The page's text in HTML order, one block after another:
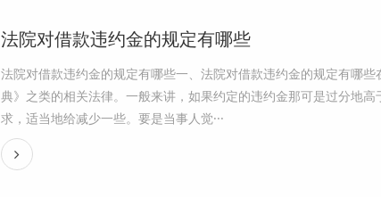
法院对借款违约金的规定有哪些
法院对借款违约金的规定有哪些一、法院对借款违约金的规定有哪
典》之类的相关法律。一般来讲，如果约定的违约金那可是过分地
求，适当地给减少一些。要是当事人觉···